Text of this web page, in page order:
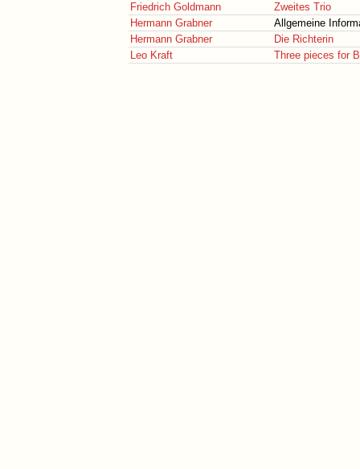
Friedrich Goldmann
Zweites Trio
Hermann Grabner
Allgemeine
Hermann Grabner
Die Richterin
Leo Kraft
Three pieces for